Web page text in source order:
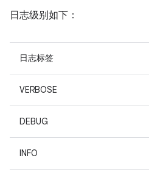
日志级别如下：
日志标签
VERBOSE
DEBUG
INFO